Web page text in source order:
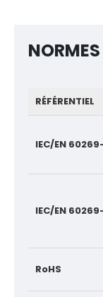
RÉFÉRENTIEL
IEC/EN
IEC/EN
RoHS